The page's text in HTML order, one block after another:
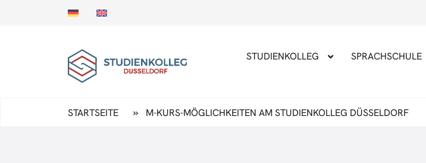
STUDIENKOLLEG SPRACHSCHULE
STARTSEITE » M-KURS-MÖGLICHKEITEN AM STUDIENKOLLEG DÜSSELDORF